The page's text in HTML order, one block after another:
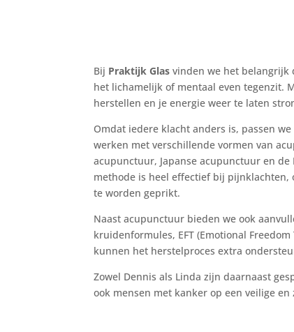
Bij Praktijk Glas vinden we het belangrijk
het lichamelijk of mentaal even tegenzit.
herstellen en je energie weer te laten
Omdat iedere klacht anders is, passen
werken met verschillende vormen van
acupunctuur, Japanse acupunctuur en
methode is heel effectief bij
te worden geprikt.
Naast acupunctuur bieden we ook
kruidenformules, EFT (Emotional
kunnen het herstelproces extra
Zowel Dennis als Linda zijn daarnaast
ook mensen met kanker op een veilige